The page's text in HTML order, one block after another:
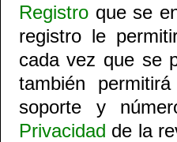
Registroque se
registro le
cada vez que se
también
soporte y
Privacidad de la